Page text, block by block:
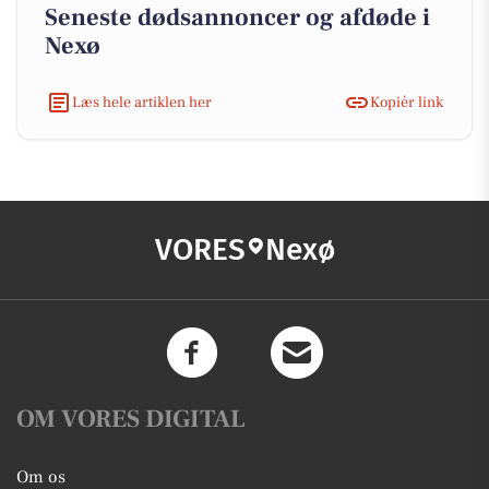
Seneste dødsannoncer og afdøde i
Nexø
Læs hele artiklen her Kopiér link
VORES Nexø
OM VORES DIGITAL
Om os